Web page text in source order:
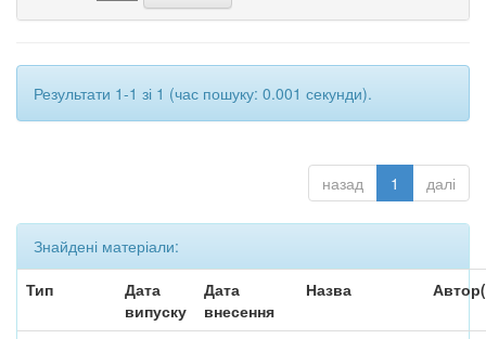
Результати 1-1 зі 1 (час пошуку: 0.001 секунди).
назад 1 далі
Знайдені матеріали:
Тип
Дата
випуску
Дата
внесення
Назва